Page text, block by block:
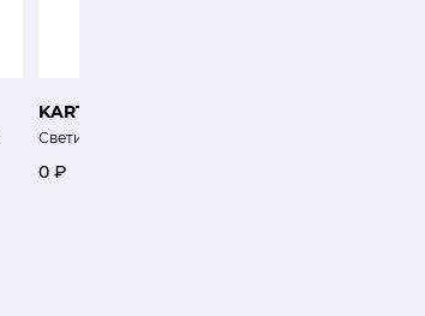
KARTELL
Светильник Тереза
0 ₽